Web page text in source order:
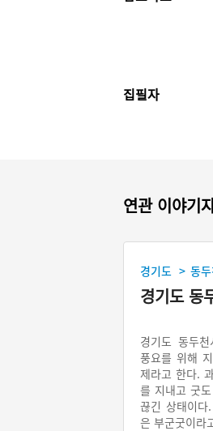
집필자
연관 이야기
경기도 > 동
경기도 동
경기도 동두
풍요를 위해
제라고 한다.
를 지내고 굿
끊긴 상태이
은 부군굿이라